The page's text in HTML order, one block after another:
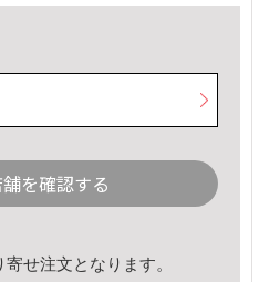
を確認する
せ注文となります。